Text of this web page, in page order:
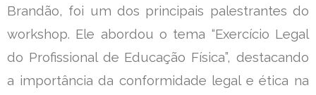
Brandão, foi um dos principais palestrantes do
workshop. Ele abordou o tema “Exercício Legal
do Profissional de Educação Física”, destacando
a importância da conformidade legal e ética na